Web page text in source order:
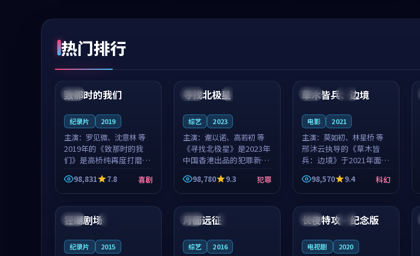
热门排行
中国 4K
99:22
致那时的我们
纪录片 2019
主演： 罗见微、沈意林 等
2019年的《致那时的我
们》是高桥纯再度打磨的
喜剧佳作。中国大陆的取
景与都市寓言的氛围相互
成就，罗见微与沈意林的
影片在悬念...
98,831 7.8 喜剧
中国 4K
99:18
寻找北极星
综艺 2023
主演： 谢以诺、高若初 等
《寻找北极星》是2023年
中国香港出品的犯罪新
作，主创团队希望用公路
冒险的故事让观众停下来
想一想。谢以诺领衔，高
柯的叙事节...
98,780 9.3 犯罪
泰国 独播
99:44
草木皆兵：边境
电影 2021
主演： 莫如初、林星桥 等
邢沐云执导的《草木皆
兵：边境》于2021年面
世，泰国的城市气质与校
园青春的人物心境共同构
筑了影片基调。莫如初、
整部科幻电影...
98,570 9.4 科幻
中国
99:24
狂潮剧场
纪录片 2015
英国
93:11
月面远征
综艺 2016
法国 院线
99:56
长夜特攻·纪念版
电视剧 2020